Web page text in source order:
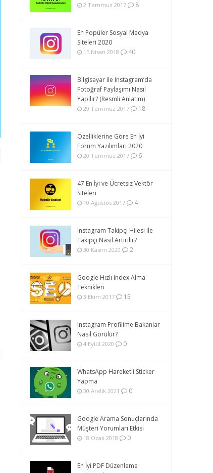
2 Temmuz 2017 8
En Popüler Sosyal Medya
Siteleri 2020
15 Nisan 2018 40
Bilgisayar ile Instagram’da
Fotoğraf Paylaşımı Nasıl
Yapılır? (Resmli Anlatım)
29 Temmuz 2017 18
Özelliklerine Göre En İyi
Forum Yazılımları 2020
20 Temmuz 2017 6
47 En İyi ve Ücretsiz Vektör
Siteleri
10 Ağustos 2017 4
Instagram Takipçi Hilesi ile
Takipçi Nasıl Artırılır?
30 Kasım 2020 2
Google Hızlı Index Alma
Teknikleri
3 Ekim 2017 15
Instagram Profilime Bakanlar
Nasıl Görülür?
4 Eylül 2020 0
WhatsApp Hareketli Sticker
Yapma
30 Aralık 2021 0
Google Arama Sonuçlarında
Müşteri Yorumları Etkisi
18 Ocak 2018 0
En İyi PDF Düzenleme